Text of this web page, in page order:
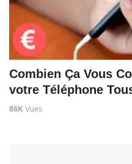
Combien Ça Vous
votre Téléphone
86K Vues